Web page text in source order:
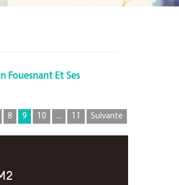
Fouesnant Et Ses
8 9 10 ... 11 Suivante